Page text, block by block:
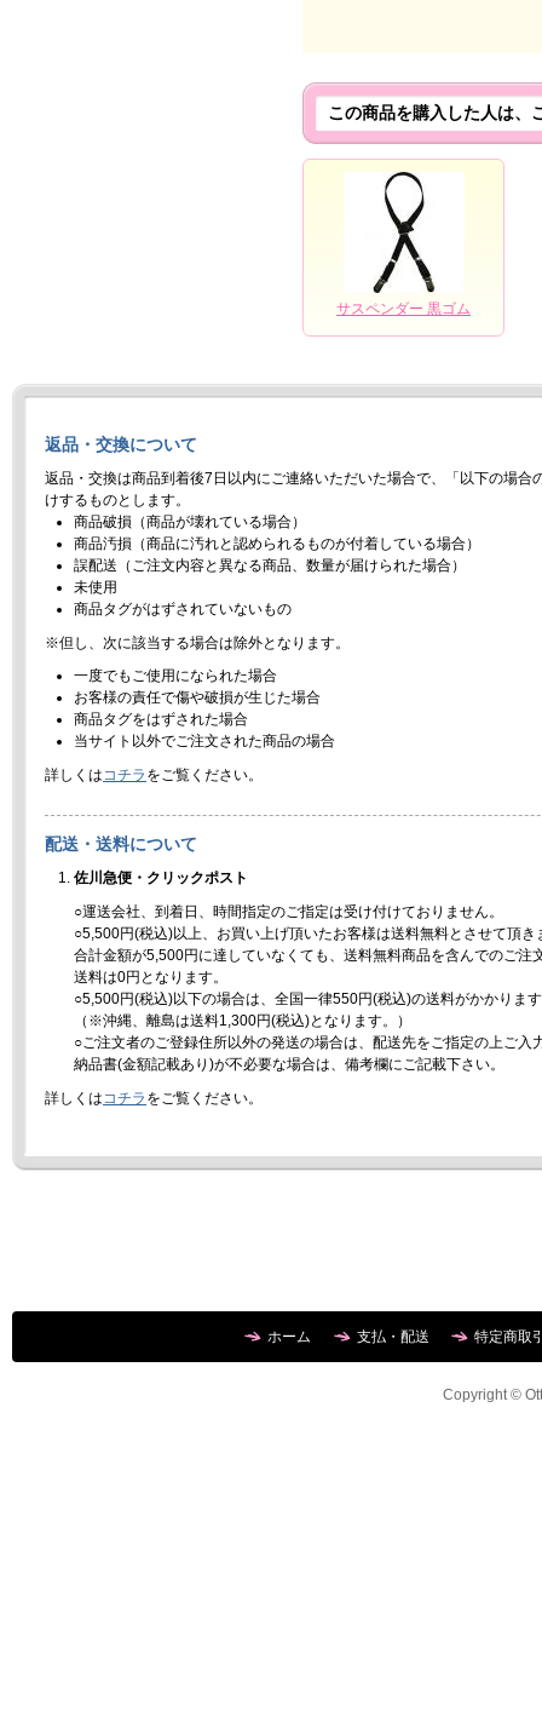
この商品を購入した人は、
サスペンダー 黒ゴム
返品・交換について
返品・交換は商品到着後7日以内にご連絡いただいた場合で、「以下の場合
けするものとします。
商品破損（商品が壊れている場合）
商品汚損（商品に汚れと認められるものが付着している場合）
誤配送（ご注文内容と異なる商品、数量が届けられた場合）
未使用
商品タグがはずされていないもの
※但し、次に該当する場合は除外となります。
一度でもご使用になられた場合
お客様の責任で傷や破損が生じた場合
商品タグをはずされた場合
当サイト以外でご注文された商品の場合
詳しくは コチラ をご覧ください。
配送・送料について
佐川急便・クリックポスト
○運送会社、到着日、時間指定のご指定は受け付けておりません。
○5,500円(税込)以上、お買い上げ頂いたお客様は送料無料とさせて頂き
合計金額が5,500円に達していなくても、送料無料商品を含んでのご注
送料は0円となります。
○5,500円(税込)以下の場合は、全国一律550円(税込)の送料がかかりま
（※沖縄、離島は送料1,300円(税込)となります。）
○ご注文者のご登録住所以外の発送の場合は、配送先をご指定の上ご入
納品書(金額記載あり)が不必要な場合は、備考欄にご記載下さい。
詳しくは コチラ をご覧ください。
ホーム 支払・配送 特定商取
Copyright ©